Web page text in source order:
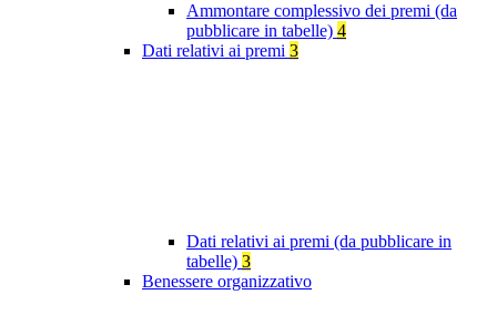
Ammontare complessivo dei premi (da
pubblicare in tabelle) 4
Dati relativi ai premi 3
Dati relativi ai premi (da pubblicare in
tabelle) 3
Benessere organizzativo